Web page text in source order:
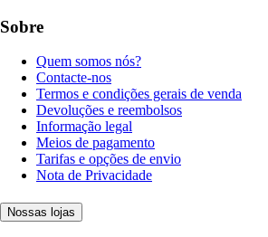
Sobre
Quem somos nós?
Contacte-nos
Termos e condições gerais de venda
Devoluções e reembolsos
Informação legal
Meios de pagamento
Tarifas e opções de envio
Nota de Privacidade
Nossas lojas